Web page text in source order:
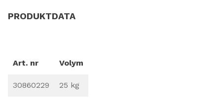
PRODUKTDATA
Art. nr Volym
30860229 25 kg